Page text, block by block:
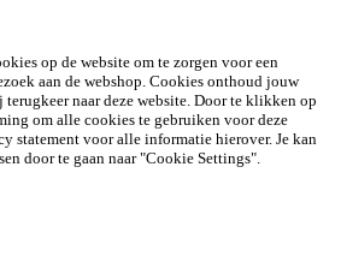
op de website om te zorgen voor een
aan de webshop. Cookies onthoud jouw
naar deze website. Door te klikken op
om alle cookies te gebruiken voor deze
statement voor alle informatie hierover. Je kan
door te gaan naar "Cookie Settings".